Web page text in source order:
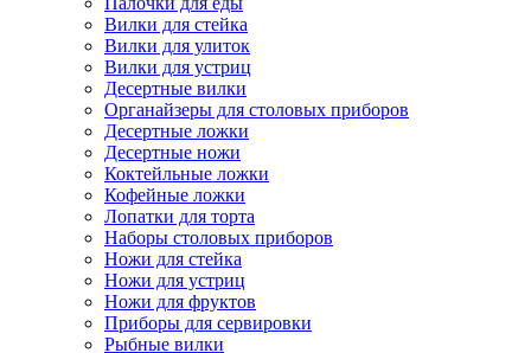
Вилки для стейка
Вилки для улиток
Вилки для устриц
Десертные вилки
Органайзеры для столовых приборов
Десертные ложки
Десертные ножи
Коктейльные ложки
Кофейные ложки
Лопатки для торта
Наборы столовых приборов
Ножи для стейка
Ножи для устриц
Ножи для фруктов
Приборы для сервировки
Рыбные вилки